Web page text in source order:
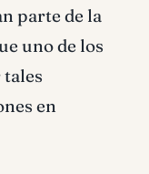
parte de la
uno de los
en